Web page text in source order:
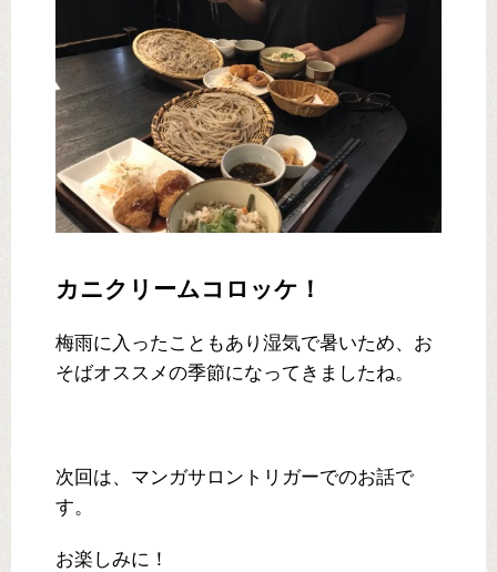
カニクリームコロッケ！
梅雨に入ったこともあり湿気で暑いため、お
そばオススメの季節になってきましたね。
次回は、マンガサロントリガーでのお話で
す。
お楽しみに！